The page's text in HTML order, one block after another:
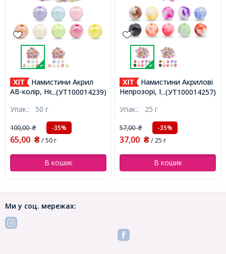
...(УТ100014239)
Намистини Акрил
АВ-колір, Непрозорі, Круглі,
близько 180шт/50г,
(УТ100014239)
Упак.: 50 г
100,00₴ -35%
65,00 ₴/ 50 г
В кошик
...(УТ100014257)
Намистини Акрилові
Непрозорі, Круглі, Мікс, 8
90шт/25г (УТ100014257)
Упак.: 25 г
57,00₴ -35%
37,00 ₴/ 25 г
В кошик
Ми у соц. мережах: